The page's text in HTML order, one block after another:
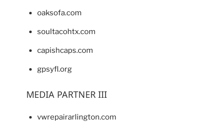
oaksofa.com
soultacohtx.com
capishcaps.com
gpsyfl.org
MEDIA PARTNER III
vwrepairarlington.com